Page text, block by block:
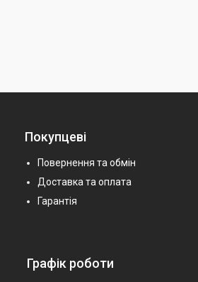
Покупцеві
Повернення та обмін
Доставка та оплата
Гарантія
Графік роботи